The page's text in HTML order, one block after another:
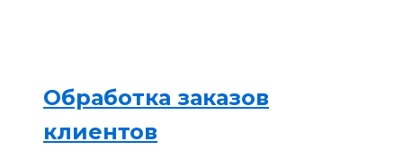
Обработка заказов
клиентов